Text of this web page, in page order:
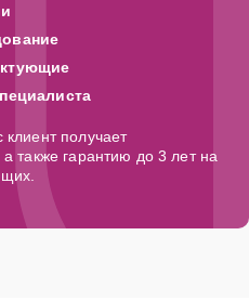
получает
также гарантию до 3 лет на